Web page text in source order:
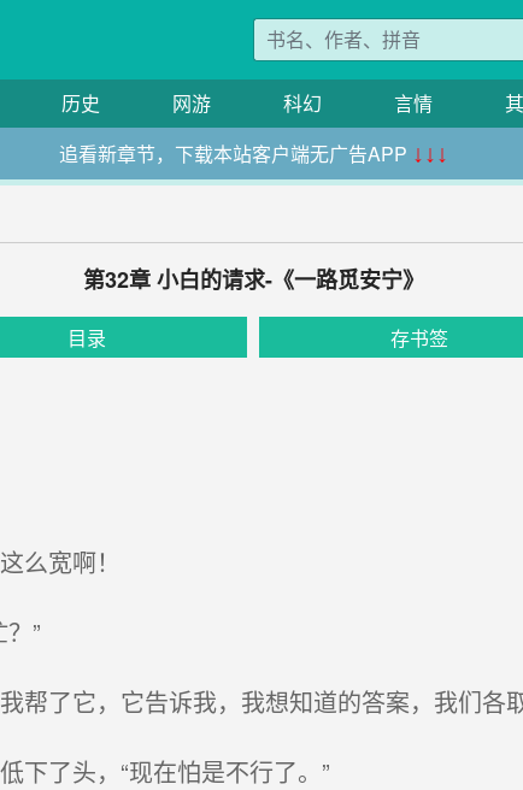
历史 网游 科幻 言情
追看新章节，下载本站客户端无广告APP ↓↓↓
第32章 小白的请求-《一路觅安宁》
目录 存书签
么宽啊！
”
帮了它，它告诉我，我想知道的答案，我们各
了头，“现在怕是不行了。”